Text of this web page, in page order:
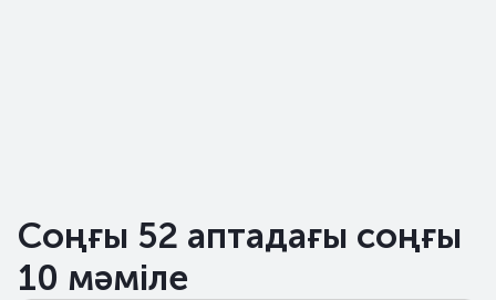
Соңғы 52 аптадағы соңғы
10 мәміле